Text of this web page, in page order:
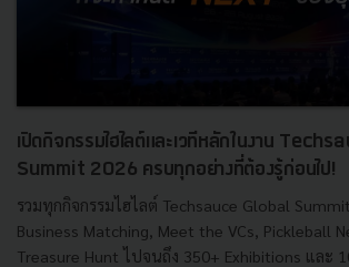
เปิดกิจกรรมไฮไลต์และเวทีหลักในงาน
Summit 2026 ครบทุกอย่างที่ต้องรู้ก่อนไป!
รวมทุกกิจกรรมไฮไลต์ Techsauce Global
Business Matching, Meet the VCs, Pickleball
Treasure Hunt ไปจนถึง 350+ Exhibitions และ